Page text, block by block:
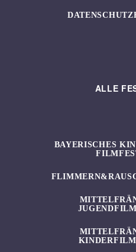
ALLE
BAYERISCHES